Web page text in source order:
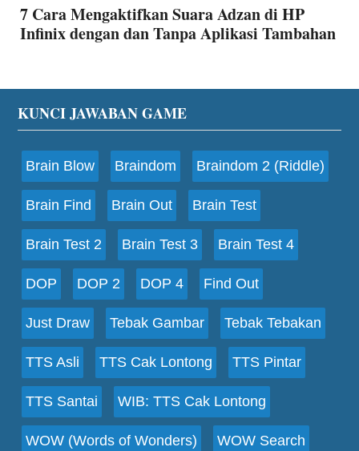
7 Cara Mengaktifkan Suara Adzan di HP
Infinix dengan dan Tanpa Aplikasi Tambahan
Footer
KUNCI JAWABAN GAME
Brain Blow Braindom Braindom 2 (Riddle)
Brain Find Brain Out Brain Test
Brain Test 2 Brain Test 3 Brain Test 4
DOP DOP 2 DOP 4 Find Out
Just Draw Tebak Gambar Tebak Tebakan
TTS Asli TTS Cak Lontong TTS Pintar
TTS Santai WIB: TTS Cak Lontong
WOW (Words of Wonders) WOW Search